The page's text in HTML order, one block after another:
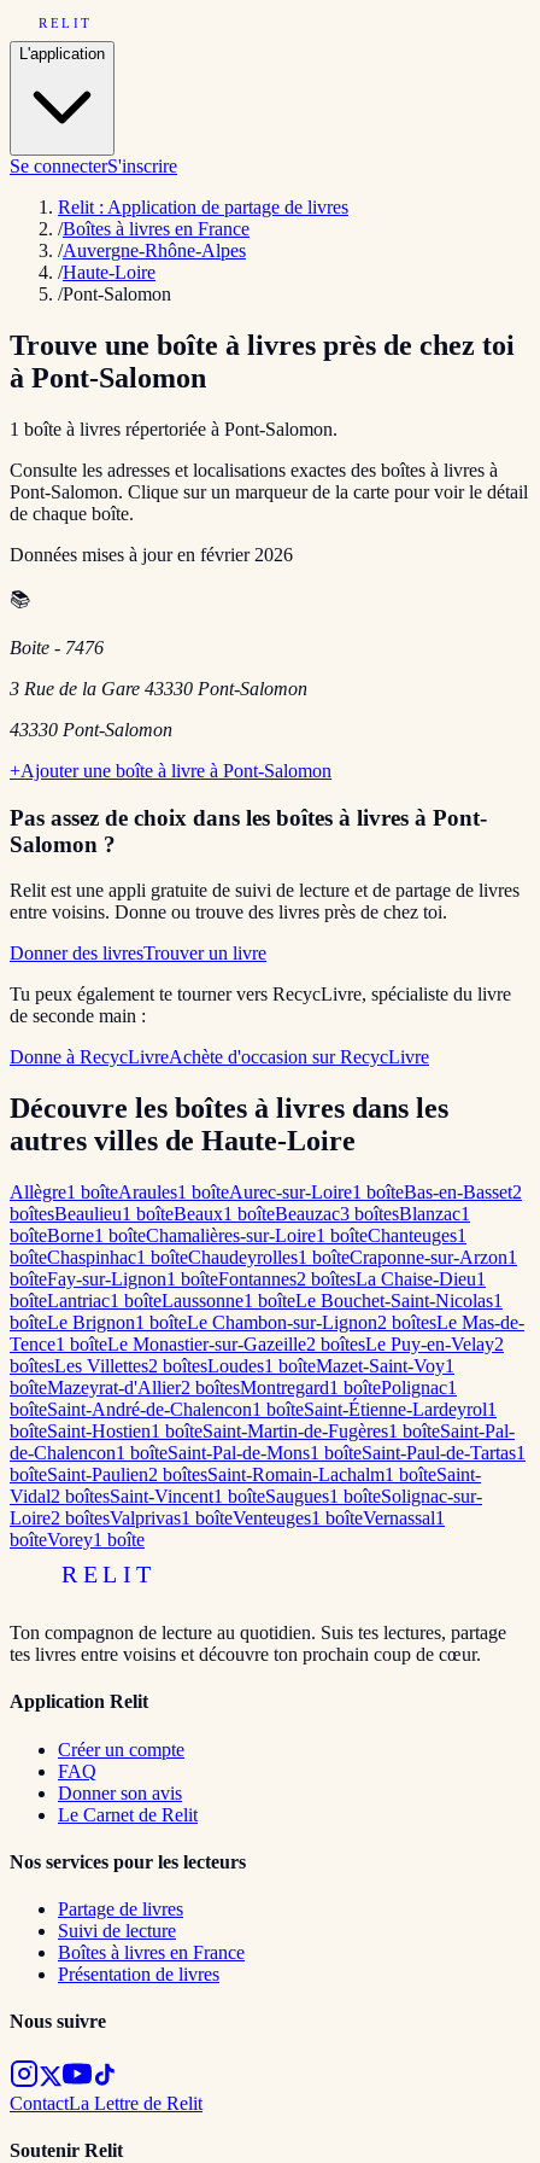
RELIT
L'application
Se connecterS'inscrire
Relit : Application de partage de livres
/Boîtes à livres en France
/Auvergne-Rhône-Alpes
/Haute-Loire
/Pont-Salomon
Trouve une boîte à livres près de chez toi
à Pont-Salomon
1 boîte à livres répertoriée à Pont-Salomon.
Consulte les adresses et localisations exactes des boîtes à livres à
Pont-Salomon. Clique sur un marqueur de la carte pour voir le détail
de chaque boîte.
Données mises à jour en février 2026
📚
Boite - 7476
3 Rue de la Gare 43330 Pont-Salomon
43330 Pont-Salomon
+Ajouter une boîte à livre à Pont-Salomon
Pas assez de choix dans les boîtes à livres à Pont-
Salomon ?
Relit est une appli gratuite de suivi de lecture et de partage de livres
entre voisins. Donne ou trouve des livres près de chez toi.
Donner des livresTrouver un livre
Tu peux également te tourner vers RecycLivre, spécialiste du livre
de seconde main :
Donne à RecycLivreAchète d'occasion sur RecycLivre
Découvre les boîtes à livres dans les
autres villes de Haute-Loire
Allègre1 boîteAraules1 boîteAurec-sur-Loire1 boîteBas-en-Basset2
boîtesBeaulieu1 boîteBeaux1 boîteBeauzac3 boîtesBlanzac1
boîteBorne1 boîteChamalières-sur-Loire1 boîteChanteuges1
boîteChaspinhac1 boîteChaudeyrolles1 boîteCraponne-sur-Arzon1
boîteFay-sur-Lignon1 boîteFontannes2 boîtesLa Chaise-Dieu1
boîteLantriac1 boîteLaussonne1 boîteLe Bouchet-Saint-Nicolas1
boîteLe Brignon1 boîteLe Chambon-sur-Lignon2 boîtesLe Mas-de-
Tence1 boîteLe Monastier-sur-Gazeille2 boîtesLe Puy-en-Velay2
boîtesLes Villettes2 boîtesLoudes1 boîteMazet-Saint-Voy1
boîteMazeyrat-d'Allier2 boîtesMontregard1 boîtePolignac1
boîteSaint-André-de-Chalencon1 boîteSaint-Étienne-Lardeyrol1
boîteSaint-Hostien1 boîteSaint-Martin-de-Fugères1 boîteSaint-Pal-
de-Chalencon1 boîteSaint-Pal-de-Mons1 boîteSaint-Paul-de-Tartas1
boîteSaint-Paulien2 boîtesSaint-Romain-Lachalm1 boîteSaint-
Vidal2 boîtesSaint-Vincent1 boîteSaugues1 boîteSolignac-sur-
Loire2 boîtesValprivas1 boîteVenteuges1 boîteVernassal1
boîteVorey1 boîte
RELIT
Ton compagnon de lecture au quotidien. Suis tes lectures, partage
tes livres entre voisins et découvre ton prochain coup de cœur.
Application Relit
Créer un compte
FAQ
Donner son avis
Le Carnet de Relit
Nos services pour les lecteurs
Partage de livres
Suivi de lecture
Boîtes à livres en France
Présentation de livres
Nous suivre
ContactLa Lettre de Relit
Soutenir Relit